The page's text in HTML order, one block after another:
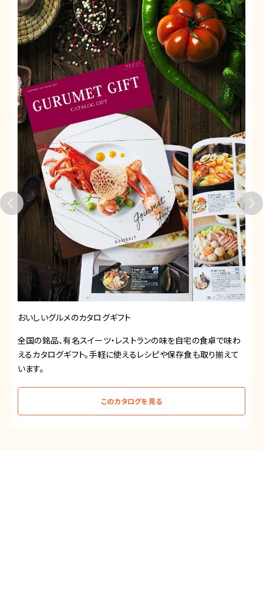
カタログギフト
スイーツ・レストランの味を自宅の食卓で味わ
ト。手軽に使えるレシピや保存食も取り揃えて
「北海道のおくり
たカタログギフト